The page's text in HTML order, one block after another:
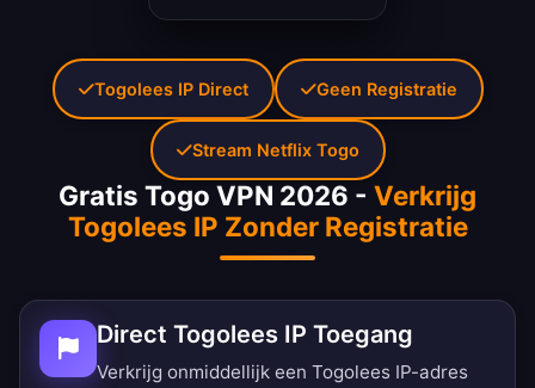
Gratis Togo VPN 2026 - Verkrijg
Togolees IP Zonder Registratie
Direct Togolees IP Toegang
Verkrijg onmiddellijk een Togolees IP-adres
Togolees IP Direct Geen Registratie
Stream Netflix Togo